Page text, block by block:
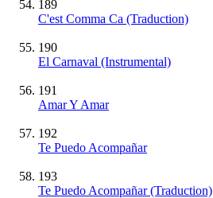
189
C'est Comma Ca (Traduction)
190
El Carnaval (Instrumental)
191
Amar Y Amar
192
Te Puedo Acompañar
193
Te Puedo Acompañar (Traduction)